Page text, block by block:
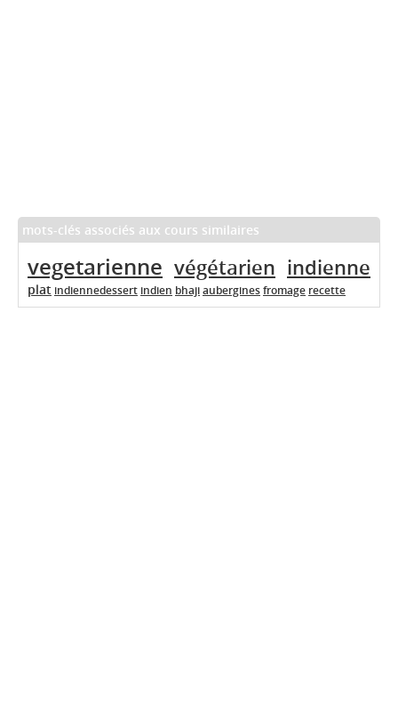
mots-clés associés aux cours similaires
vegetarienne végétarien indienne
plat indiennedessert indien bhajiauberginesfromage recette